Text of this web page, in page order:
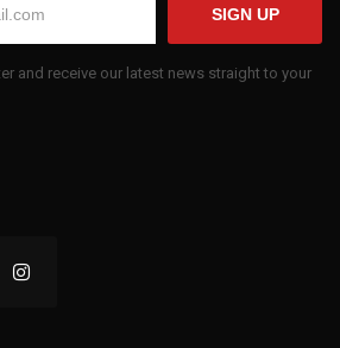
SIGN UP
and receive our latest news straight to your